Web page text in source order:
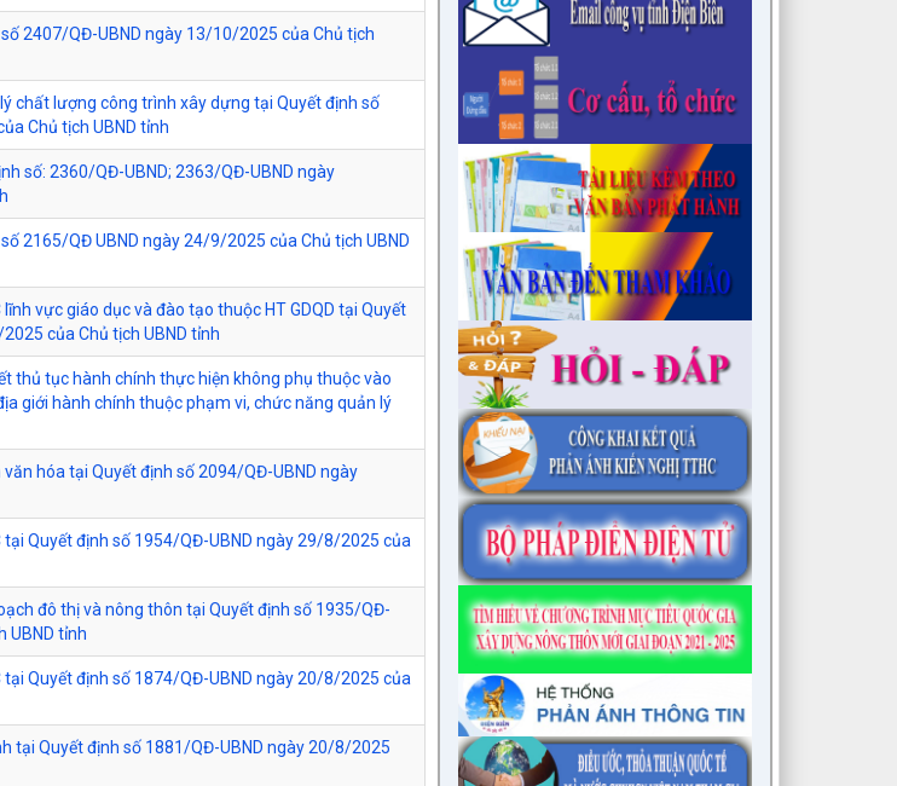
2407/QĐ-UBND ngày 13/10/2025 của Chủ tịch
chất lượng công trình xây dựng tại Quyết định số
Chủ tịch UBND tỉnh
số: 2360/QĐ-UBND; 2363/QĐ-UBND ngày
2165/QĐ UBND ngày 24/9/2025 của Chủ tịch UBND
vực giáo dục và đào tạo thuộc HT GDQD tại Quyết
của Chủ tịch UBND tỉnh
thủ tục hành chính thực hiện không phụ thuộc vào
giới hành chính thuộc phạm vi, chức năng quản lý
hóa tại Quyết định số 2094/QĐ-UBND ngày
Quyết định số 1954/QĐ-UBND ngày 29/8/2025 của
đô thị và nông thôn tại Quyết định số 1935/QĐ-
UBND tỉnh
Quyết định số 1874/QĐ-UBND ngày 20/8/2025 của
tại Quyết định số 1881/QĐ-UBND ngày 20/8/2025